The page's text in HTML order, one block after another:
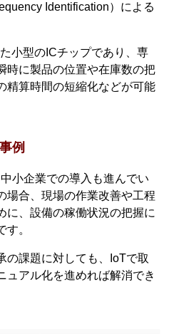
Identification）による
小型のICチップであり、専
時に製品の位置や在庫数の把
精算時間の短縮化などが可能
例
小企業での導入も進んでい
場合、現場の作業改善や工程
に、設備の稼働状況の把握に
。
の課題に対しても、IoTで取
ュアル化を進めれば解消でき